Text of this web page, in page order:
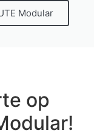
Modular
op